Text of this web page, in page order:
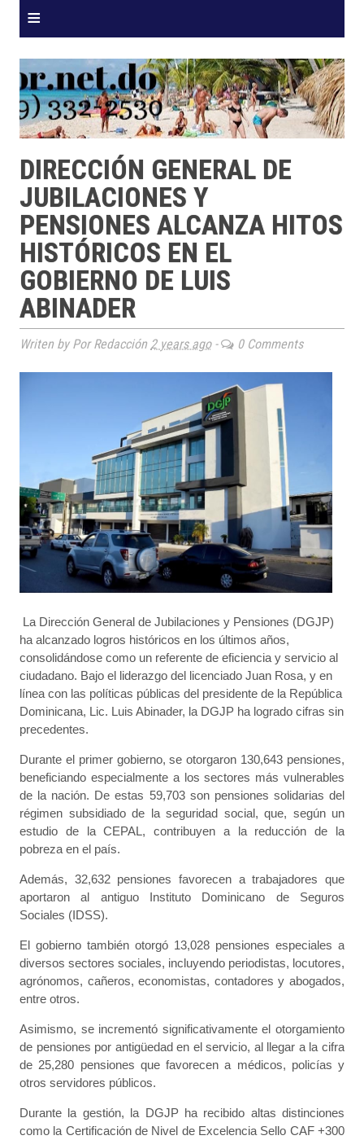
≡
DIRECCIÓN GENERAL DE
JUBILACIONES Y
PENSIONES ALCANZA HITOS
HISTÓRICOS EN EL
GOBIERNO DE LUIS
ABINADER
Writen by Por Redacción 2 years ago- 0 Comments
La Dirección General de Jubilaciones y Pensiones (DGJP)
ha alcanzado logros históricos en los últimos años,
consolidándose como un referente de eficiencia y servicio al
ciudadano. Bajo el liderazgo del licenciado Juan Rosa, y en
línea con las políticas públicas del presidente de la República
Dominicana, Lic. Luis Abinader, la DGJP ha logrado cifras sin
precedentes.
Durante el primer gobierno, se otorgaron 130,643 pensiones,
beneficiando especialmente a los sectores más vulnerables
de la nación. De estas 59,703 son pensiones solidarias del
régimen subsidiado de la seguridad social, que, según un
estudio de la CEPAL, contribuyen a la reducción de la
pobreza en el país.
Además, 32,632 pensiones favorecen a trabajadores que
aportaron al antiguo Instituto Dominicano de Seguros
Sociales (IDSS).
El gobierno también otorgó 13,028 pensiones especiales a
diversos sectores sociales, incluyendo periodistas, locutores,
agrónomos, cañeros, economistas, contadores y abogados,
entre otros.
Asimismo, se incrementó significativamente el otorgamiento
de pensiones por antigüedad en el servicio, al llegar a la cifra
de 25,280 pensiones que favorecen a médicos, policías y
otros servidores públicos.
Durante la gestión, la DGJP ha recibido altas distinciones
como la Certificación de Nivel de Excelencia Sello CAF +300